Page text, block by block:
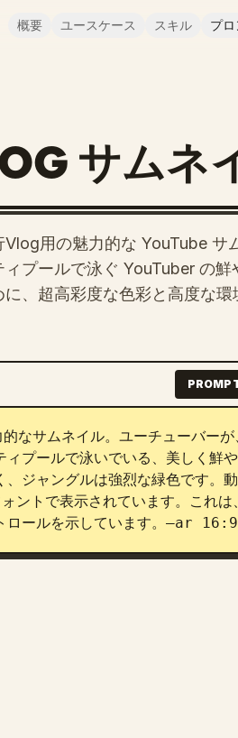
概要 ユースケース スキル プロ
サムネ
用の魅力的な YouTube サ
プールで泳ぐ YouTuber の鮮
、超高彩度な色彩と高度な環
サムネイル。ユーチューバーが
プールで泳いでいる、美しく鮮
、ジャングルは強烈な緑色です
ントで表示されています。これ
ロールを示しています。–ar 16:9